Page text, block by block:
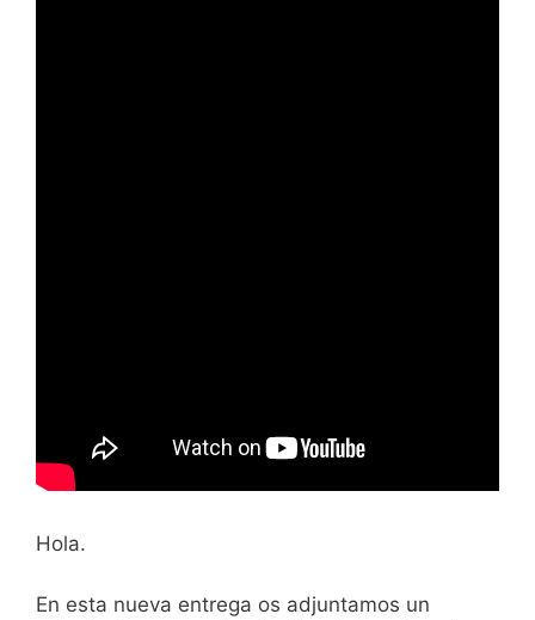
Hola.
En esta nueva entrega os adjuntamos un